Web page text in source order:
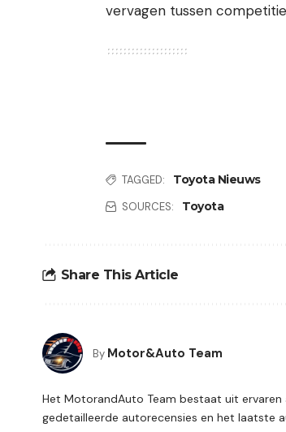
vervagen tussen
TAGGED: Toyota Nieuws
SOURCES: Toyota
Share This Article
By Motor&Auto Team
Het MotorandAuto Team bestaat uit
gedetailleerde autorecensies en het laatste